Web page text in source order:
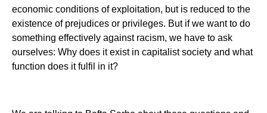
economic conditions of exploitation, but is reduced to the
existence of prejudices or privileges. But if we want to do
something effectively against racism, we have to ask
ourselves: Why does it exist in capitalist society and what
function does it fulfil in it?